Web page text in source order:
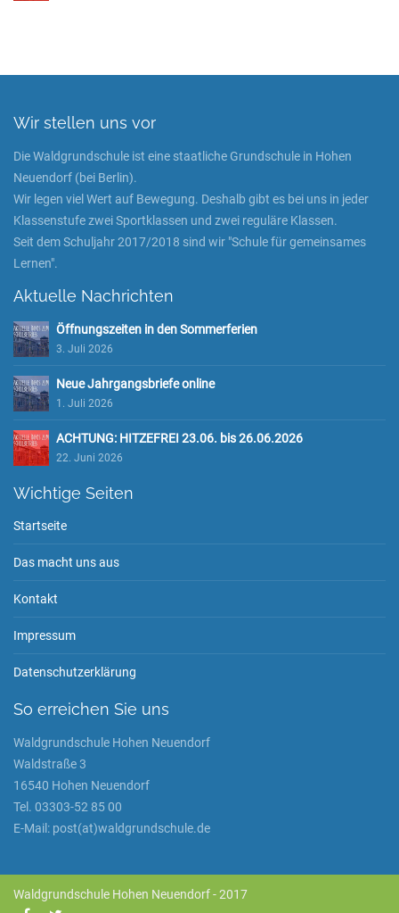
Wir stellen uns vor
Die Waldgrundschule ist eine staatliche Grundschule in Hohen
Neuendorf (bei Berlin).
Wir legen viel Wert auf Bewegung. Deshalb gibt es bei uns in jeder
Klassenstufe zwei Sportklassen und zwei reguläre Klassen.
Seit dem Schuljahr 2017/2018 sind wir "Schule für gemeinsames
Lernen".
Aktuelle Nachrichten
Öffnungszeiten in den Sommerferien
3. Juli 2026
Neue Jahrgangsbriefe online
1. Juli 2026
ACHTUNG: HITZEFREI 23.06. bis 26.06.2026
22. Juni 2026
Wichtige Seiten
Startseite
Das macht uns aus
Kontakt
Impressum
Datenschutzerklärung
So erreichen Sie uns
Waldgrundschule Hohen Neuendorf
Waldstraße 3
16540 Hohen Neuendorf
Tel. 03303-52 85 00
E-Mail: post(at)waldgrundschule.de
Waldgrundschule Hohen Neuendorf - 2017